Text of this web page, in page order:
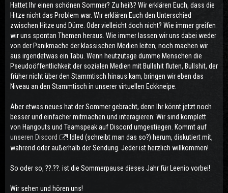
Hattet Ihr einen schönen Sommer? Zu heiß? Wir erklären Euch, dass die
Hitze nicht das Problem war. Wir erklären Euch den Unterschied
zwischen Hitze und Dürre. Oder vielleicht doch nicht? Wie immer greifen
wir uns spontan Themen heraus. Wie immer lassen wir uns dabei weder
von der Panikmache der klassischen Medien leiten, noch machen wir
aus irgendetwas ein Tabu. Wenn heutzutage dumme Menschen die
Pseudoöffentlichkeit der sozialen Medien mit Bullshit fluten, Bullshit, der
früher nicht über den Stammtisch hinaus kam, bringen wir eben das
Niveau an den Stammtisch in unserer virtuellen Eckkneipe.
Aber etwas neues hat der Sommer gebracht, denn Ihr könnt jetzt noch
besser und einfacher mitmachen und interagieren: Wir sind komplett
von Hangouts und Teamspeak auf Discord umgestiegen. Kommt auf
unseren Discord
! Idled (schreibt man das so?) herum, diskutiert mit,
während oder außerhalb der Sendung. Jeder ist herzlich willkommen!
So oder so, ??.??. ist die Sommerpause dieses Jahr für Leenio vorbei!
Wir sehen und hören uns!